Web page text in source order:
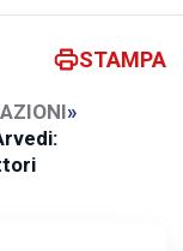
STAMPA
»